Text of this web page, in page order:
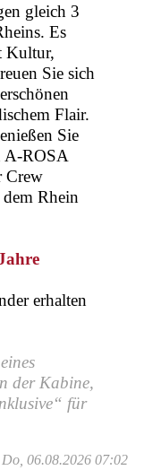
gleich 3
Es
Kultur,
Sie sich
Flair.
Sie
A-ROSA
Crew
Rhein
erhalten
der Kabine,
für
Do, 06.08.2026 07:02